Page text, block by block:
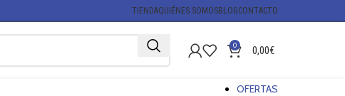
TIENDAQUIÉNES SOMOSBLOGCONTACTO
0 0,00€
OFERTAS